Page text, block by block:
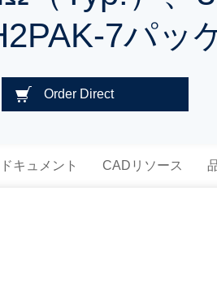
7パッ
Order Direct
ドキュメント CADリソース